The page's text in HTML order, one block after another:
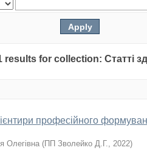
for collection: Статті
професійного
Олегівна (ПП Зволейко Д.Г., 2022)